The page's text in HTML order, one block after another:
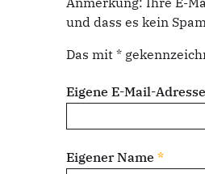
und dass es kein
Das mit *
Eigene E-Mail-Adresse
Eigener Name *